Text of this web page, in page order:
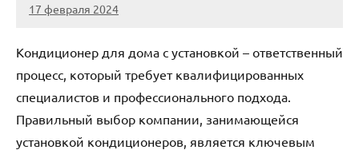
17 февраля 2024
Avtor
Нет
Кондиционер для дома с установкой – ответственный
процесс, который требует квалифицированных
специалистов и профессионального подхода.
Правильный выбор компании, занимающейся
установкой кондиционеров, является ключевым